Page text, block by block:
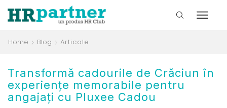
Home Blog Articole
Transformă cadourile de Crăciun în
experiențe memorabile pentru
angajați cu Pluxee Cadou